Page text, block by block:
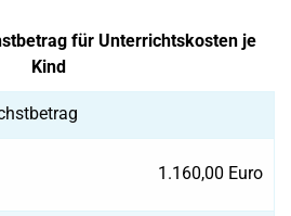
für Unterrichtskosten je
Kind
1.160,00 Euro